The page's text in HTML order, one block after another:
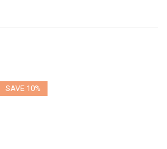
SAVE 10%